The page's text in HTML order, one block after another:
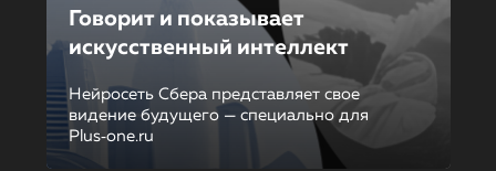
Говорит и показывает
искусственный интеллект
Нейросеть Сбера представляет свое
видение будущего — специально для
Plus‑one.ru